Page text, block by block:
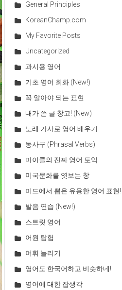
General Principles
KoreanChamp.com
My Favorite Posts
Uncategorized
과시용 영어
기초 영어 회화 (New!)
꼭 알아야 되는 표현
내가 쓴 글 창고! (New)
노래 가사로 영어 배우기
동사구 (Phrasal Verbs)
마이클의 진짜 영어 토익
미국문화를 엿보는 창
미드에서 뽑은 유용한 영어 표현!
발음 연습 (New!)
스트릿 영어
어원 탐험
어휘 늘리기
영어도 한국어하고 비슷하네!
영어에 대한 잡생각